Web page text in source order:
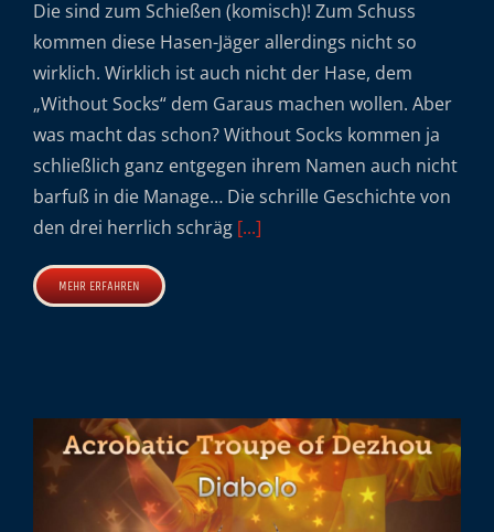
Die sind zum Schießen (komisch)! Zum Schuss
kommen diese Hasen-Jäger allerdings nicht so
wirklich. Wirklich ist auch nicht der Hase, dem
„Without Socks“ dem Garaus machen wollen. Aber
was macht das schon? Without Socks kommen ja
schließlich ganz entgegen ihrem Namen auch nicht
barfuß in die Manage… Die schrille Geschichte von
den drei herrlich schräg [...]
MEHR ERFAHREN